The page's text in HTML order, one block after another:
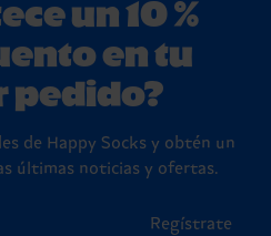
un 10 %
en tu
pedido?
de Happy Socks y obtén un
últimas noticias y ofertas.
Regístrate